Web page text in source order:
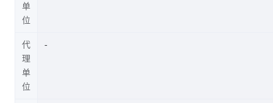
单
位
代
理
单
位